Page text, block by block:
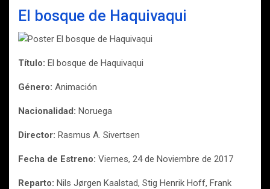
El bosque de Haquivaqui
Título: El bosque de Haquivaqui
Género: Animación
Nacionalidad: Noruega
Director: Rasmus A. Sivertsen
Fecha de Estreno: Viernes, 24 de Noviembre de 2017
Reparto: Nils Jørgen Kaalstad, Stig Henrik Hoff, Frank